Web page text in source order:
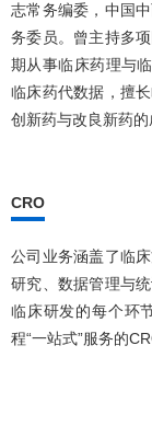
志常务编委，中国
务委员。曾主持多
期从事临床药理与
临床药代数据，擅
创新药与改良新药的
CRO
公司业务涵盖了临
研究、数据管理与
临床研发的每个环
程“一站式”服务的